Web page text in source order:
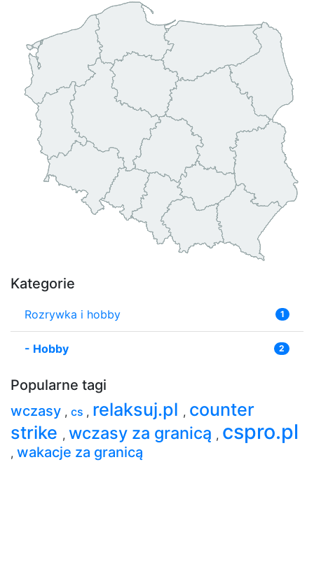
Kategorie
Rozrywka i hobby 1
- Hobby 2
Popularne tagi
wczasy , cs , relaksuj.pl , counter
strike , wczasy za granicą , cspro.pl
, wakacje za granicą